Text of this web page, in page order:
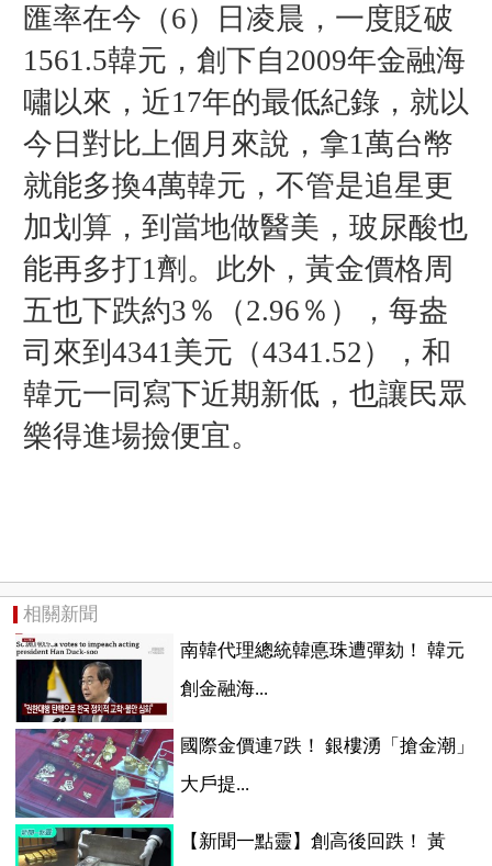
匯率在今（6）日凌晨，一度貶破
1561.5韓元，創下自2009年金融海
嘯以來，近17年的最低紀錄，就以
今日對比上個月來說，拿1萬台幣
就能多換4萬韓元，不管是追星更
加划算，到當地做醫美，玻尿酸也
能再多打1劑。此外，黃金價格周
五也下跌約3％（2.96％），每盎
司來到4341美元（4341.52），和
韓元一同寫下近期新低，也讓民眾
樂得進場撿便宜。
相關新聞
南韓代理總統韓悳珠遭彈劾！ 韓元
創金融海...
國際金價連7跌！ 銀樓湧「搶金潮」
大戶提...
【新聞一點靈】創高後回跌！ 黃